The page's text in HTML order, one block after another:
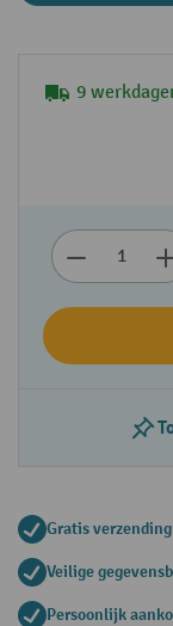
9
Gratis
Veilige
Persoonlijk